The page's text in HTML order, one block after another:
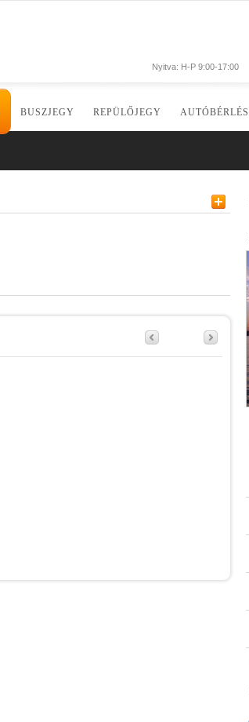
Nyitva: H-P 9:00-17:00
BUSZJEGY REPÜLŐJEGY AUTÓBÉRLÉS